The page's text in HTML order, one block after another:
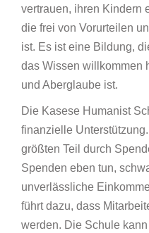
vertrauen, ihren Kindern
die frei von Vorurteilen
ist. Es ist eine Bildung,
das Wissen willkommen
und Aberglaube ist.
Die Kasese Humanist
finanzielle
größten Teil durch
Spenden eben tun,
unverlässliche
führt dazu, dass
werden. Die Schule